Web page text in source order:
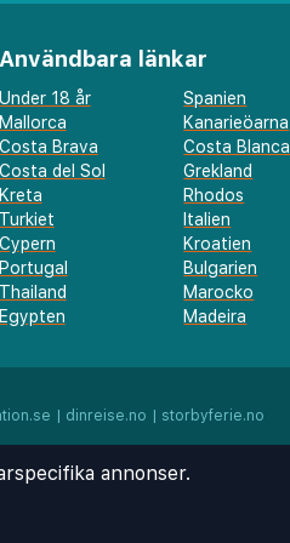
Användbara länkar
Under 18 år
Spanien
Mallorca
Kanarieöarna
Costa Brava
Costa Blanca
Costa del Sol
Grekland
Kreta
Rhodos
Turkiet
Italien
Cypern
Kroatien
Portugal
Bulgarien
Thailand
Marocko
Egypten
Madeira
dinreise.no storbyferie.no
annonser.